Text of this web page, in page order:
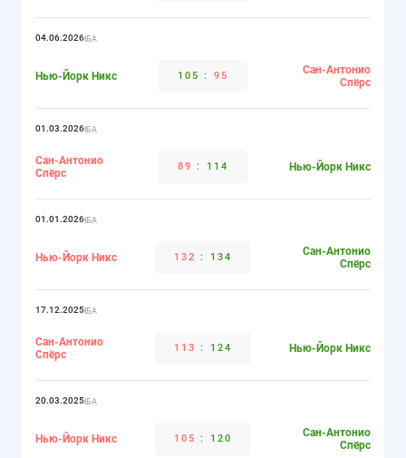
04.06.2026НБА
Нью-Йорк Никс 105 : 95
Сан-Антонио
Спёрс
01.03.2026НБА
Сан-Антонио
Спёрс
89 : 114 Нью-Йорк Никс
01.01.2026НБА
Нью-Йорк Никс 132 : 134
Сан-Антонио
Спёрс
17.12.2025НБА
Сан-Антонио
Спёрс
113 : 124 Нью-Йорк Никс
20.03.2025НБА
Нью-Йорк Никс 105 : 120
Сан-Антонио
Спёрс